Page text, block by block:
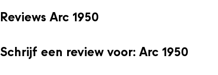
Reviews Arc 1950
Schrijf een review voor: Arc 1950